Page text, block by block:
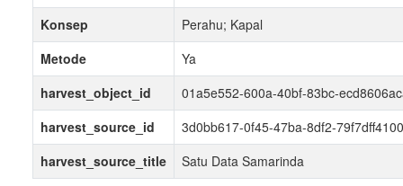
Konsep
Perahu; Kapal
Metode
Ya
harvest_object_id
01a5e552-600a-40bf-83bc-
harvest_source_id
3d0bb617-0f45-47ba-8df2-
harvest_source_title
Satu Data Samarinda